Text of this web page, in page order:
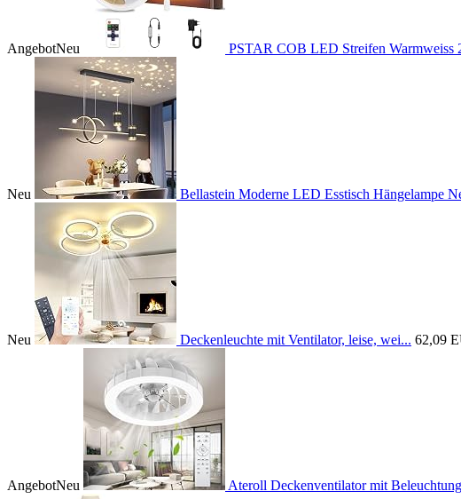
AngebotNeu PSTAR COB LED Streifen
Neu Bellastein Moderne LED Esstisch Hängelampe
Neu Deckenleuchte mit Ventilator, leise, wei... 62,09
AngebotNeu Ateroll Deckenventilator mit